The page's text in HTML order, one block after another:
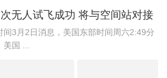
无人试飞成功 将与空间站对接
间3月2日消息，美国东部时间周六2:49分
国 ...